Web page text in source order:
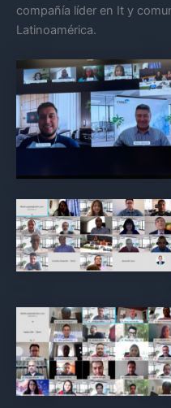
compañía líder en It y
Latinoamérica.